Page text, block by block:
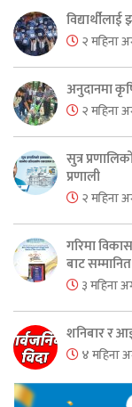
विद्यार्थीलाई
२ महिना
अनुदानमा
२ महिना
सुत्र
प्रणाली
२ महिना
गरिमा
बाट सम्मानित
३ महिना
शनिबार र
४ महिना